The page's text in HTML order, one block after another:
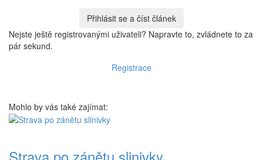
Nejste ještě registrovanými uživateli? Napravte to, zvládnete to za
pár sekund.
Registrace
Mohlo by vás také zajímat: